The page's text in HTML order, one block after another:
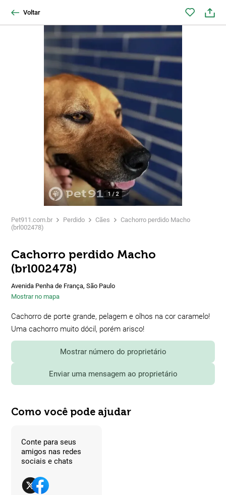
Voltar
1 /2
Pet911.com.br Perdido Cães
Cachorro perdido Macho
(brl002478)
Cachorro perdido Macho
(brl002478)
Avenida Penha de França, São Paulo
Mostrar no mapa
Cachorro de porte grande, pelagem e olhos na cor caramelo!
Uma cachorro muito dócil, porém arisco!
Mostrar número do proprietário
Enviar uma mensagem ao proprietário
Como você pode ajudar
Conte para seus
amigos nas redes
sociais e chats